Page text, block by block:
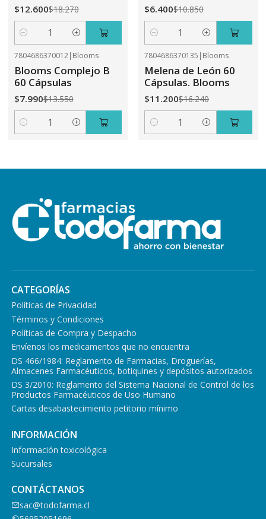
$12.600$18.270
Cantidad
$6.400$10.850
Cantidad
7804686370012| Blooms
Blooms Complejo B
60 Cápsulas
$7.990$13.550
Cantidad
7804686370135 | Blooms
Melena de León 60
Cápsulas. Blooms
$11.200$16.240
Cantidad
CATEGORÍAS
Políticas de Privacidad
Términos y Condiciones
Políticas de Compra y Despacho
Envíenos los medicamentos que no encuentra
DS 466/1984: Reglamento de Farmacias, Droguerías,
Almacenes Farmacéuticos, botiquines y depósitos autorizados
DS 3/2010: Reglamento del Sistema Nacional de Control de los
Productos Farmacéuticos de Uso Humano
Cartas desabastecimiento petitorio mínimo
INFORMACIÓN
Información toxicológica
Sucursales
CONTÁCTANOS
sac@todofarma.cl